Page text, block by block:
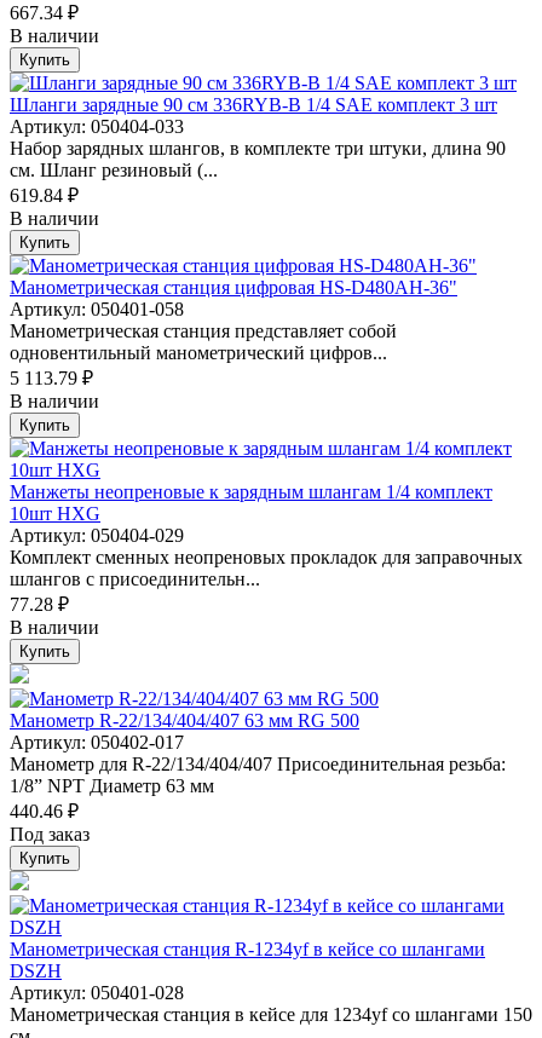
667.34 ₽
В наличии
Купить
Шланги зарядные 90 см 336RYB-B 1/4 SAE комплект 3 шт
Артикул: 050404-033
Набор зарядных шлангов, в комплекте три штуки, длина 90
см. Шланг резиновый (...
619.84 ₽
В наличии
Купить
Манометрическая станция цифровая HS-D480AH-36"
Артикул: 050401-058
Манометрическая станция представляет собой
одновентильный манометрический цифров...
5 113.79 ₽
В наличии
Купить
Манжеты неопреновые к зарядным шлангам 1/4 комплект
10шт HXG
Артикул: 050404-029
Комплект сменных неопреновых прокладок для заправочных
шлангов с присоединительн...
77.28 ₽
В наличии
Купить
Манометр R-22/134/404/407 63 мм RG 500
Артикул: 050402-017
Манометр для R-22/134/404/407 Присоединительная резьба:
1/8” NPT Диаметр 63 мм
440.46 ₽
Под заказ
Купить
Манометрическая станция R-1234yf в кейсе со шлангами
DSZH
Артикул: 050401-028
Манометрическая станция в кейсе для 1234yf со шлангами 150